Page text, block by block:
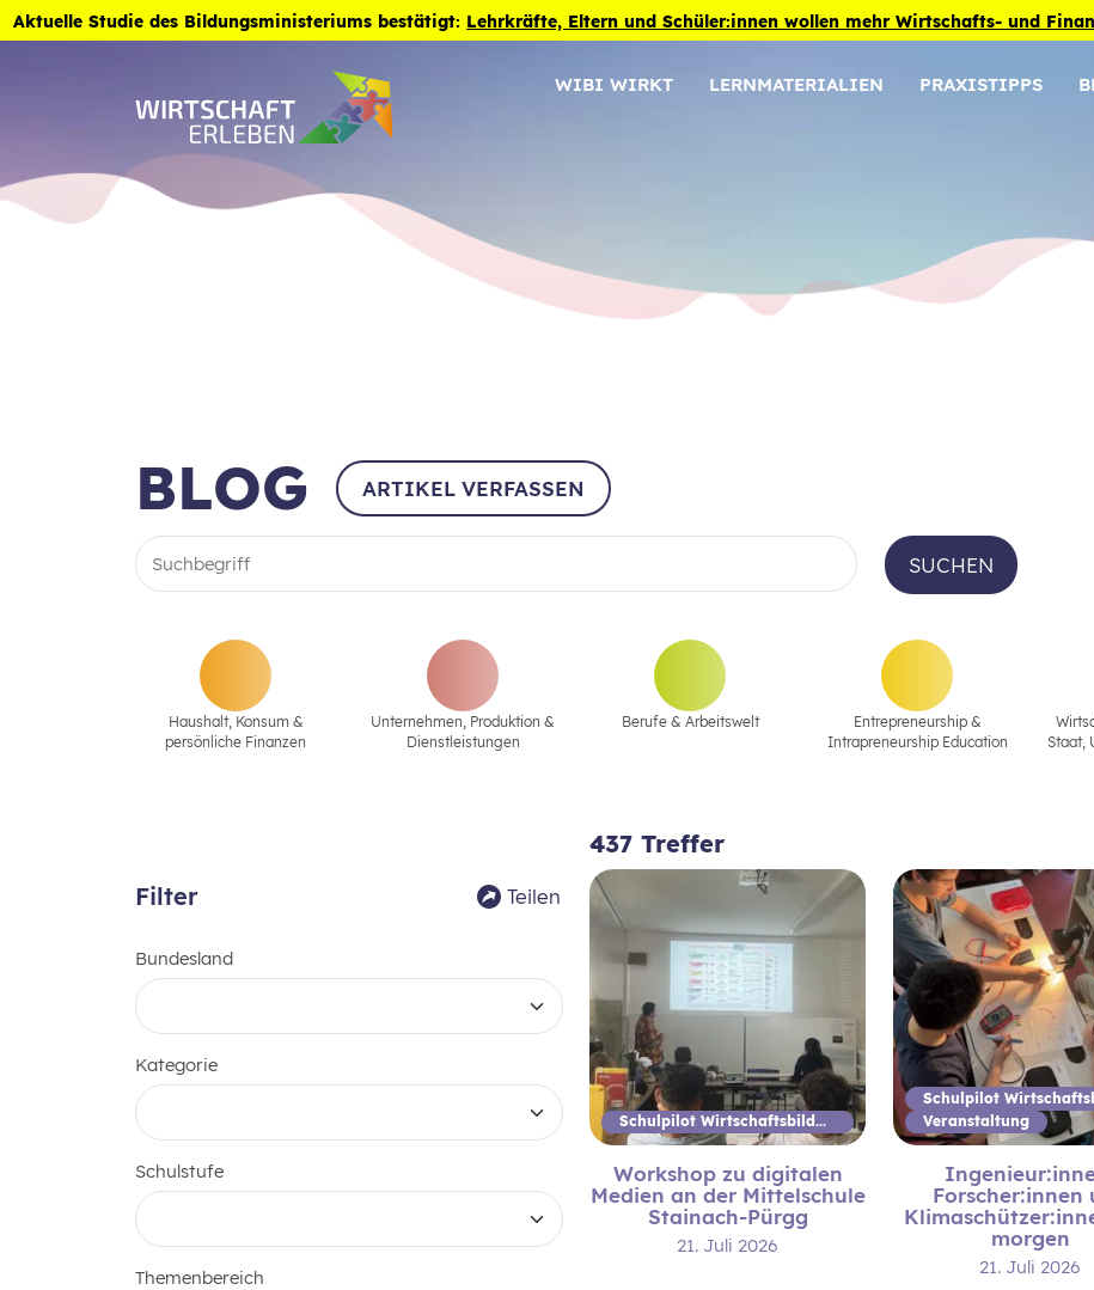
Zum Inhalt der Seite springen
Aktuelle Studie des Bildungsministeriums bestätigt: Lehrkräfte, Eltern und Schüler:innen wollen mehr Wirtschafts- und
WIBI WIRKT LERNMATERIALIEN PRAXISTIPPS
BLOG ARTIKEL VERFASSEN
SUCHEN
Haushalt, Konsum &
persönliche Finanzen
Unternehmen‚ Produktion &
Dienstleistungen
Berufe & Arbeitswelt
Entrepreneurship &
Intrapreneurship Education
Staat‚
Filter Teilen
Bundesland
Kategorie
Schulstufe
Themenbereich
437 Treffer
Schulpilot Wirtschaftsbildung
Workshop zu digitalen
Medien an der Mittelschule
Stainach-Pürgg
21. Juli 2026
Veranstaltung
Forscher:innen
morgen
21. Juli 2026